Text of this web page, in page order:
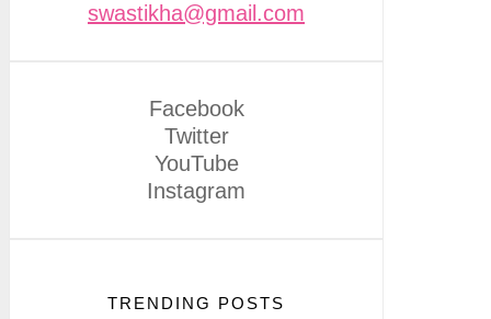
swastikha@gmail.com
Facebook
Twitter
YouTube
Instagram
TRENDING POSTS